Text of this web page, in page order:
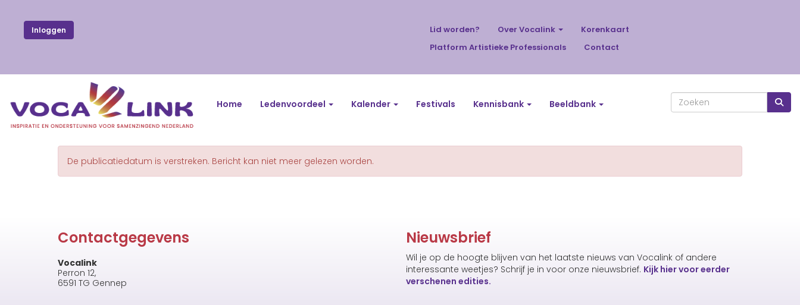
Inloggen Lid worden? Over Vocalink
Korenkaart
Platform Artistieke Professionals
Contact
Home Ledenvoordeel Kalender Festivals Kennisbank Beeldbank
De publicatiedatum is verstreken. Bericht kan niet meer gelezen worden.
Contactgegevens
Vocalink
Perron 12,
6591 TG Gennep
Nieuwsbrief
Wil je op de hoogte blijven van het laatste nieuws van Vocalink of andere
interessante weetjes? Schrijf je in voor onze nieuwsbrief. Kijk hier voor eerder
verschenen edities.